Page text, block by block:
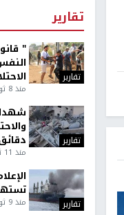
تقارير
تقارير
"
منذ 8 ثواني
تقارير
منذ 11 ثانية
تقارير منذ 9 ثواني